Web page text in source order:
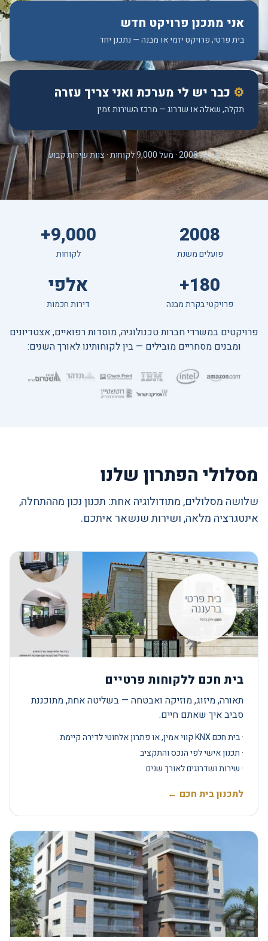
אני מתכנן פרויקט חדש
בית פרטי, פרויקט יזמי או מבנה — נתכנן יחד
⚙ כבר יש לי מערכת ואני צריך עזרה
תקלה, שאלה או שדרוג — מרכז השירות זמין
משנת 2008 · מעל 9,000 לקוחות · צוות שירות קבוע
2008
פועלים משנת
9,000+
לקוחות
180+
פרויקטי בקרת מבנה
אלפי
דירות חכמות
פרויקטים במשרדי חברות טכנולוגיה, מוסדות רפואיים, אצטדיונים
ומבנים מסחריים מובילים — בין לקוחותינו לאורך השנים:
מסלולי הפתרון שלנו
שלושה מסלולים, מתודולוגיה אחת: תכנון נכון מההתחלה,
אינטגרציה מלאה, ושירות שנשאר איתכם.
בית חכם ללקוחות פרטיים
תאורה, מיזוג, מוזיקה ואבטחה — בשליטה אחת, מתוכננת
סביב איך שאתם חיים.
· בית חכם KNX קווי אמין, או פתרון אלחוטי לדירה קיימת
· תכנון אישי לפי הנכס והתקציב
· שירות ושדרוגים לאורך שנים
לתכנון בית חכם ←